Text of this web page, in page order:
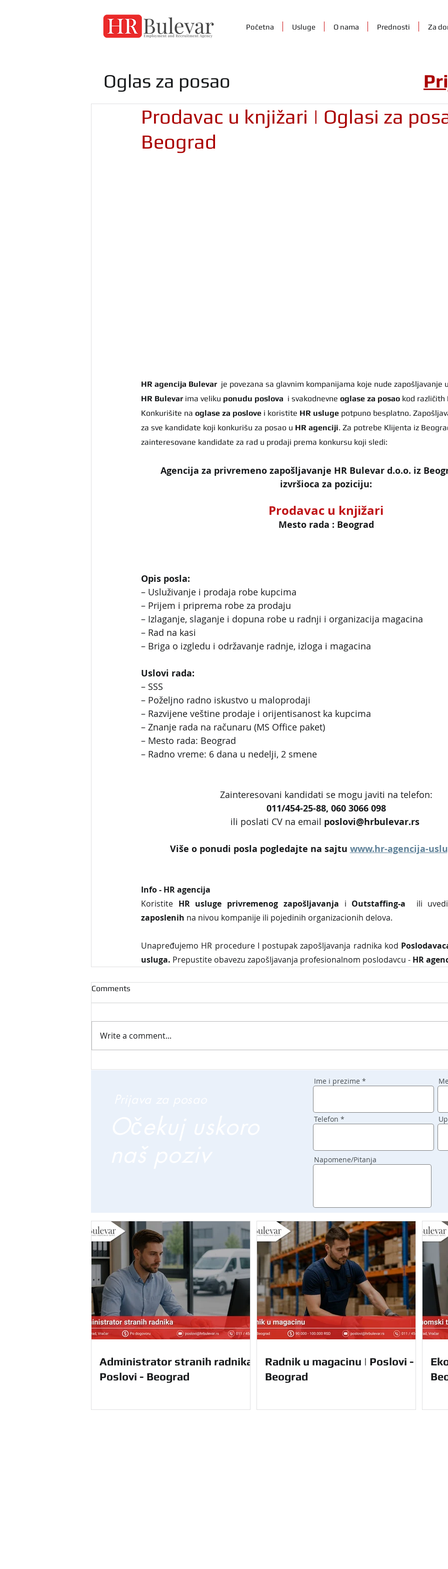
Početna Usluge O nama Prednosti Za
Prodavac u knjižari | Oglasi za
Beograd
HR agencija Bulevar
je povezana sa glavnim kompanijama koje nude zapošljavanje u
HR Bulevar ima veliku ponudu poslova
  i svakodnevne
oglase za posao kod različith
Konkurišite na oglase za poslove i koristite HR usluge potpuno besplatno.
za sve kandidate koji konkurišu za posao u HR agenciji. Za potrebe Klijenta iz
zainteresovane kandidate za rad u prodaji prema konkursu koji sledi:
Agencija za privremeno zapošljavanje HR Bulevar d.o.o. iz
izvršioca za poziciju:
Prodavac u knjižari
Mesto rada : Beograd
Opis posla:
– Usluživanje i prodaja robe kupcima
– Prijem i priprema robe za prodaju
– Izlaganje, slaganje i dopuna robe u radnji i organizacija magacina
– Rad na kasi
– Briga o izgledu i održavanje radnje, izloga i magacina
Uslovi rada:
– SSS
– Poželjno radno iskustvo u maloprodaji
– Razvijene veštine prodaje i orijentisanost ka kupcima
– Znanje rada na računaru (MS Office paket)
– Mesto rada: Beograd
– Radno vreme: 6 dana u nedelji, 2 smene
Zainteresovani kandidati se mogu javiti na telefon:
011/454-25-88, 060 3066 098
ili poslati CV na email poslovi@hrbulevar.rs
Više o ponudi posla pogledajte na sajtu www.hr-agencija-
Info - HR agencija
Koristite HR usluge privremenog zapošljavanja i Outstaffing-a
ili
zaposlenih na nivou kompanije ili pojedinih organizacionih delova.
Unapređujemo HR procedure I postupak zapošljavanja radnika kod
usluga. Prepustite obavezu zapošljavanja profesionalnom poslodavcu - HR
Comments
Write a comment...
Oglas za posao
Ime i prezime
Telefon
Napomene/Pitanja
Administrator stranih radnika |
Poslovi - Beograd
Radnik u magacinu | Poslovi -
Beograd